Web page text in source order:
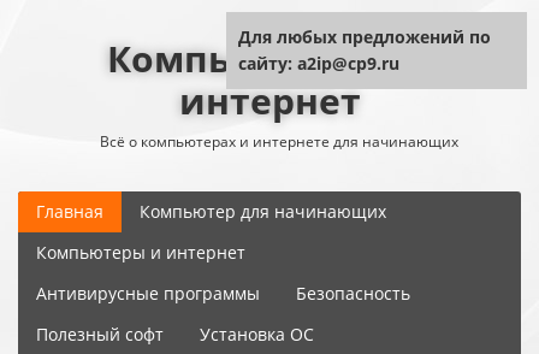
Компьютер плюс
интернет
Всё о компьютерах и интернете для начинающих
Главная
Компьютер для начинающих
Компьютеры и интернет
Антивирусные программы
Безопасность
Полезный софт
Установка ОС
Для любых предложений по
сайту: a2ip@cp9.ru